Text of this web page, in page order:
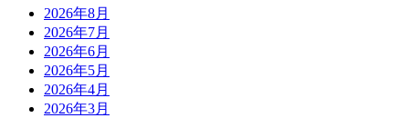
2026年8月
2026年7月
2026年6月
2026年5月
2026年4月
2026年3月